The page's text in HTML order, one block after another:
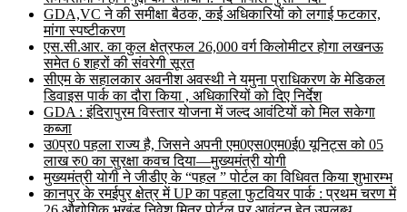
GDA,VC ने की समीक्षा बैठक, कई अधिकारियों को लगाई फटकार,
मांगा स्पष्टीकरण
एस.सी.आर. का कुल क्षेत्रफल 26,000 वर्ग किलोमीटर होगा लखनऊ
समेत 6 शहरों की संवरेगी सूरत
सीएम के सहालकार अवनीश अवस्थी ने यमुना प्राधिकरण के मेडिकल
डिवाइस पार्क का दौरा किया , अधिकारियों को दिए निर्देश
GDA : इंदिरापुरम विस्तार योजना में जल्द आवंटियों को मिल सकेगा
कब्जा
उ0प्र0 पहला राज्य है, जिसने अपनी एम0एस0एम0ई0 यूनिट्स को 05
लाख रु0 का सुरक्षा कवच दिया—मुख्यमंत्री योगी
मुख्यमंत्री योगी ने जीडीए के “पहल ” पोर्टल का विधिवत किया शुभारम्भ
कानपुर के रमईपुर क्षेत्र में UP का पहला फुटवियर पार्क : प्रथम चरण में